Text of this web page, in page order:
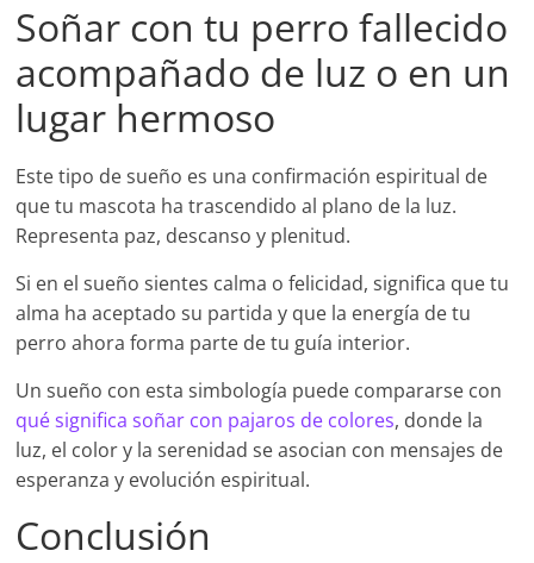
Soñar con tu perro fallecido
acompañado de luz o en un
lugar hermoso
Este tipo de sueño es una confirmación espiritual de
que tu mascota ha trascendido al plano de la luz.
Representa paz, descanso y plenitud.
Si en el sueño sientes calma o felicidad, significa que tu
alma ha aceptado su partida y que la energía de tu
perro ahora forma parte de tu guía interior.
Un sueño con esta simbología puede compararse con
qué significa soñar con pajaros de colores, donde la
luz, el color y la serenidad se asocian con mensajes de
esperanza y evolución espiritual.
Conclusión